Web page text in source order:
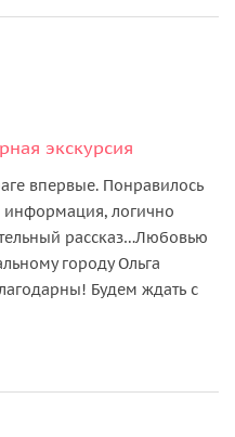
экскурсия
впервые. Понравилось
информация, логично
рассказ…Любовью
городу Ольга
Будем ждать с